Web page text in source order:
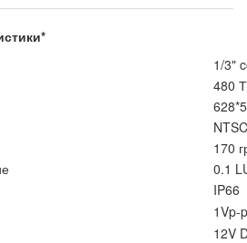
1/3"
480
NTSC
170
0.1
IP66
1Vp-
12V